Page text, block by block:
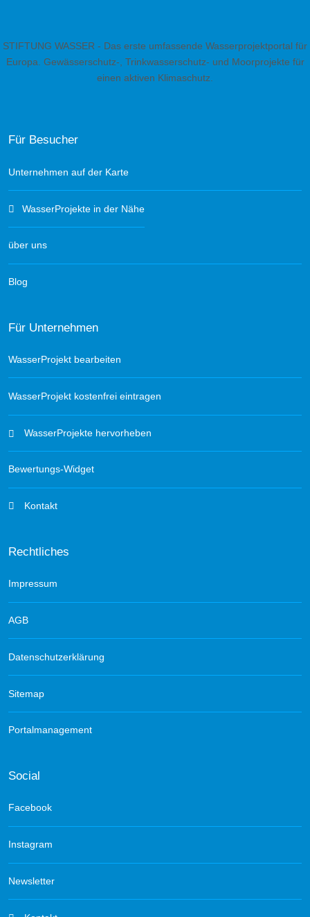
STIFTUNG WASSER - Das erste umfassende Wasserprojektportal für
Europa. Gewässerschutz-, Trinkwasserschutz- und Moorprojekte für
einen aktiven Klimaschutz.
Für Besucher
Unternehmen auf der Karte
WasserProjekte in der Nähe
über uns
Blog
Für Unternehmen
WasserProjekt bearbeiten
WasserProjekt kostenfrei eintragen
WasserProjekte hervorheben
Bewertungs-Widget
Kontakt
Rechtliches
Impressum
AGB
Datenschutzerklärung
Sitemap
Portalmanagement
Social
Facebook
Instagram
Newsletter